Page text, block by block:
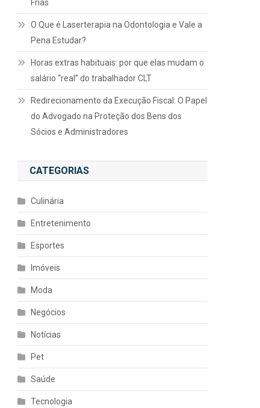
Frias
O Que é Laserterapia na Odontologia e Vale a
Pena Estudar?
Horas extras habituais: por que elas mudam o
salário “real” do trabalhador CLT
Redirecionamento da Execução Fiscal: O Papel
do Advogado na Proteção dos Bens dos
Sócios e Administradores
CATEGORIAS
Culinária
Entretenimento
Esportes
Imóveis
Moda
Negócios
Notícias
Pet
Saúde
Tecnologia